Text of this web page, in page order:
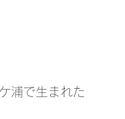
浦で生まれた